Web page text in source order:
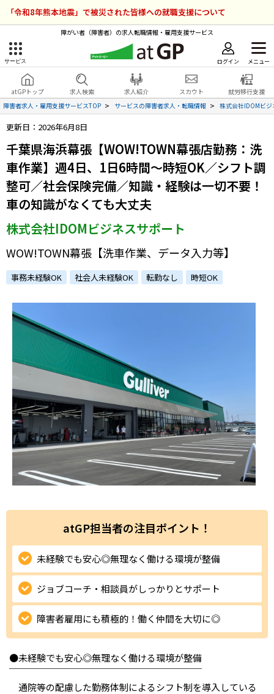
「令和8年熊本地震」で被災された皆様への就職支援について
障がい者（障害者）の求人転職情報・雇用支援サービス
サービス ログイン メニュー
atGPトップ 求人検索 求人紹介 スカウト
就労移行支援
障害者求人・雇用支援サービスTOP
サービスの障害者求人・転職情報 株式会社IDOMビ
更新日：2026年6月8日
千葉県海浜幕張【WOW!TOWN幕張店勤務：洗
車作業】週4日、1日6時間～時短OK／シフト調
整可／社会保険完備／知識・経験は一切不要！
車の知識がなくても大丈夫
株式会社IDOMビジネスサポート
WOW!TOWN幕張【洗車作業、データ入力等】
事務未経験OK 社会人未経験OK 転勤なし 時短OK
atGP担当者の注目ポイント！
未経験でも安心◎無理なく働ける環境が整備
ジョブコーチ・相談員がしっかりとサポート
障害者雇用にも積極的！働く仲間を大切に◎
●未経験でも安心◎無理なく働ける環境が整備
￣￣￣￣￣￣￣￣￣￣￣￣￣￣￣￣￣￣￣￣￣
通院等の配慮した勤務体制によるシフト制を導入している
障害者雇用のアットジーピー
サービスラインナップ
就転職支援サービス
障害者専門の就転職支援サービス
障害者アスリート専門の就転職支援サービス
ハイスキルな障害者の転職支援サービス
障害のある新卒学生専門の就職エージェントサービス
求人検索・スカウトサービス
障害者専門の求人検索・スカウトサービス
就労移行支援サービス
障害別専門支援の就労移行支援サービス
IT・Web制作スキルを身につける就労移行支援サービス
ソーシャルファームサービス
しいたけ生産で実現する
新しい障害者雇用支援サービス
ログイン 会員登録 無料
atGPトップ
各種サービス
求人を検索する
求人を紹介してもらう
就職・転職ノウハウ
お問い合わせ・よくある質問
お問い合わせ
よくある質問
採用をお考えの企業様はこちら
メニューを閉じる